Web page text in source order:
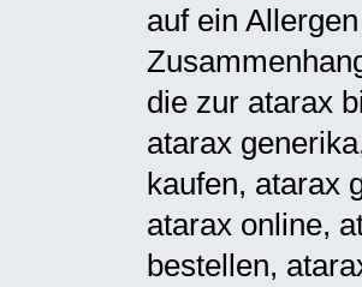
auf ein
die zur atarax
atarax
kaufen, atarax
atarax online,
bestellen,